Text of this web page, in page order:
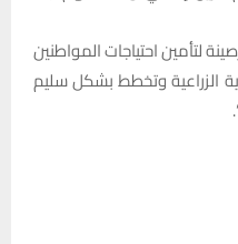
لتأمين احتياجات المواطنين
الزراعية وتخطط بشكل سليم